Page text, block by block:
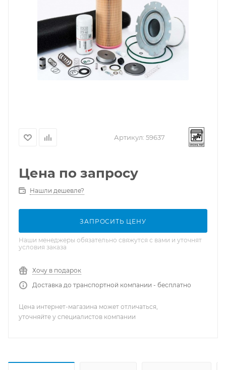
Артикул: 59637
Цена по запросу
Нашли дешевле?
ЗАПРОСИТЬ ЦЕНУ
Наши менеджеры обязательно свяжутся с вами и уточнят
условия заказа
Хочу в подарок
Доставка до транспортной компании - бесплатно
Цена интернет-магазина может отличаться,
уточняйте у специалистов компании